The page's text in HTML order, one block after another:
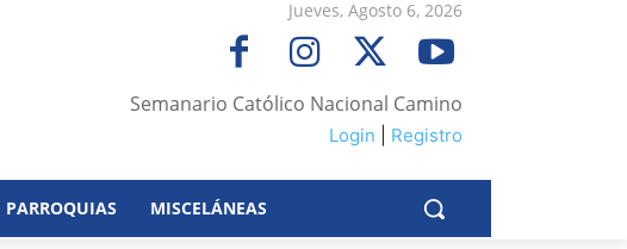
Jueves, Agosto 6, 2026
Semanario Católico Nacional Camino
Login Registro
PARROQUIAS MISCELÁNEAS